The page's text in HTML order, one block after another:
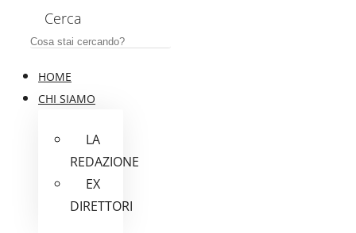
Cerca
HOME
CHI SIAMO
LA
REDAZIONE
EX
DIRETTORI